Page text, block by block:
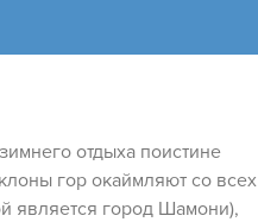
отдыха поистине
гор окаймляют со всех
является город Шамони),